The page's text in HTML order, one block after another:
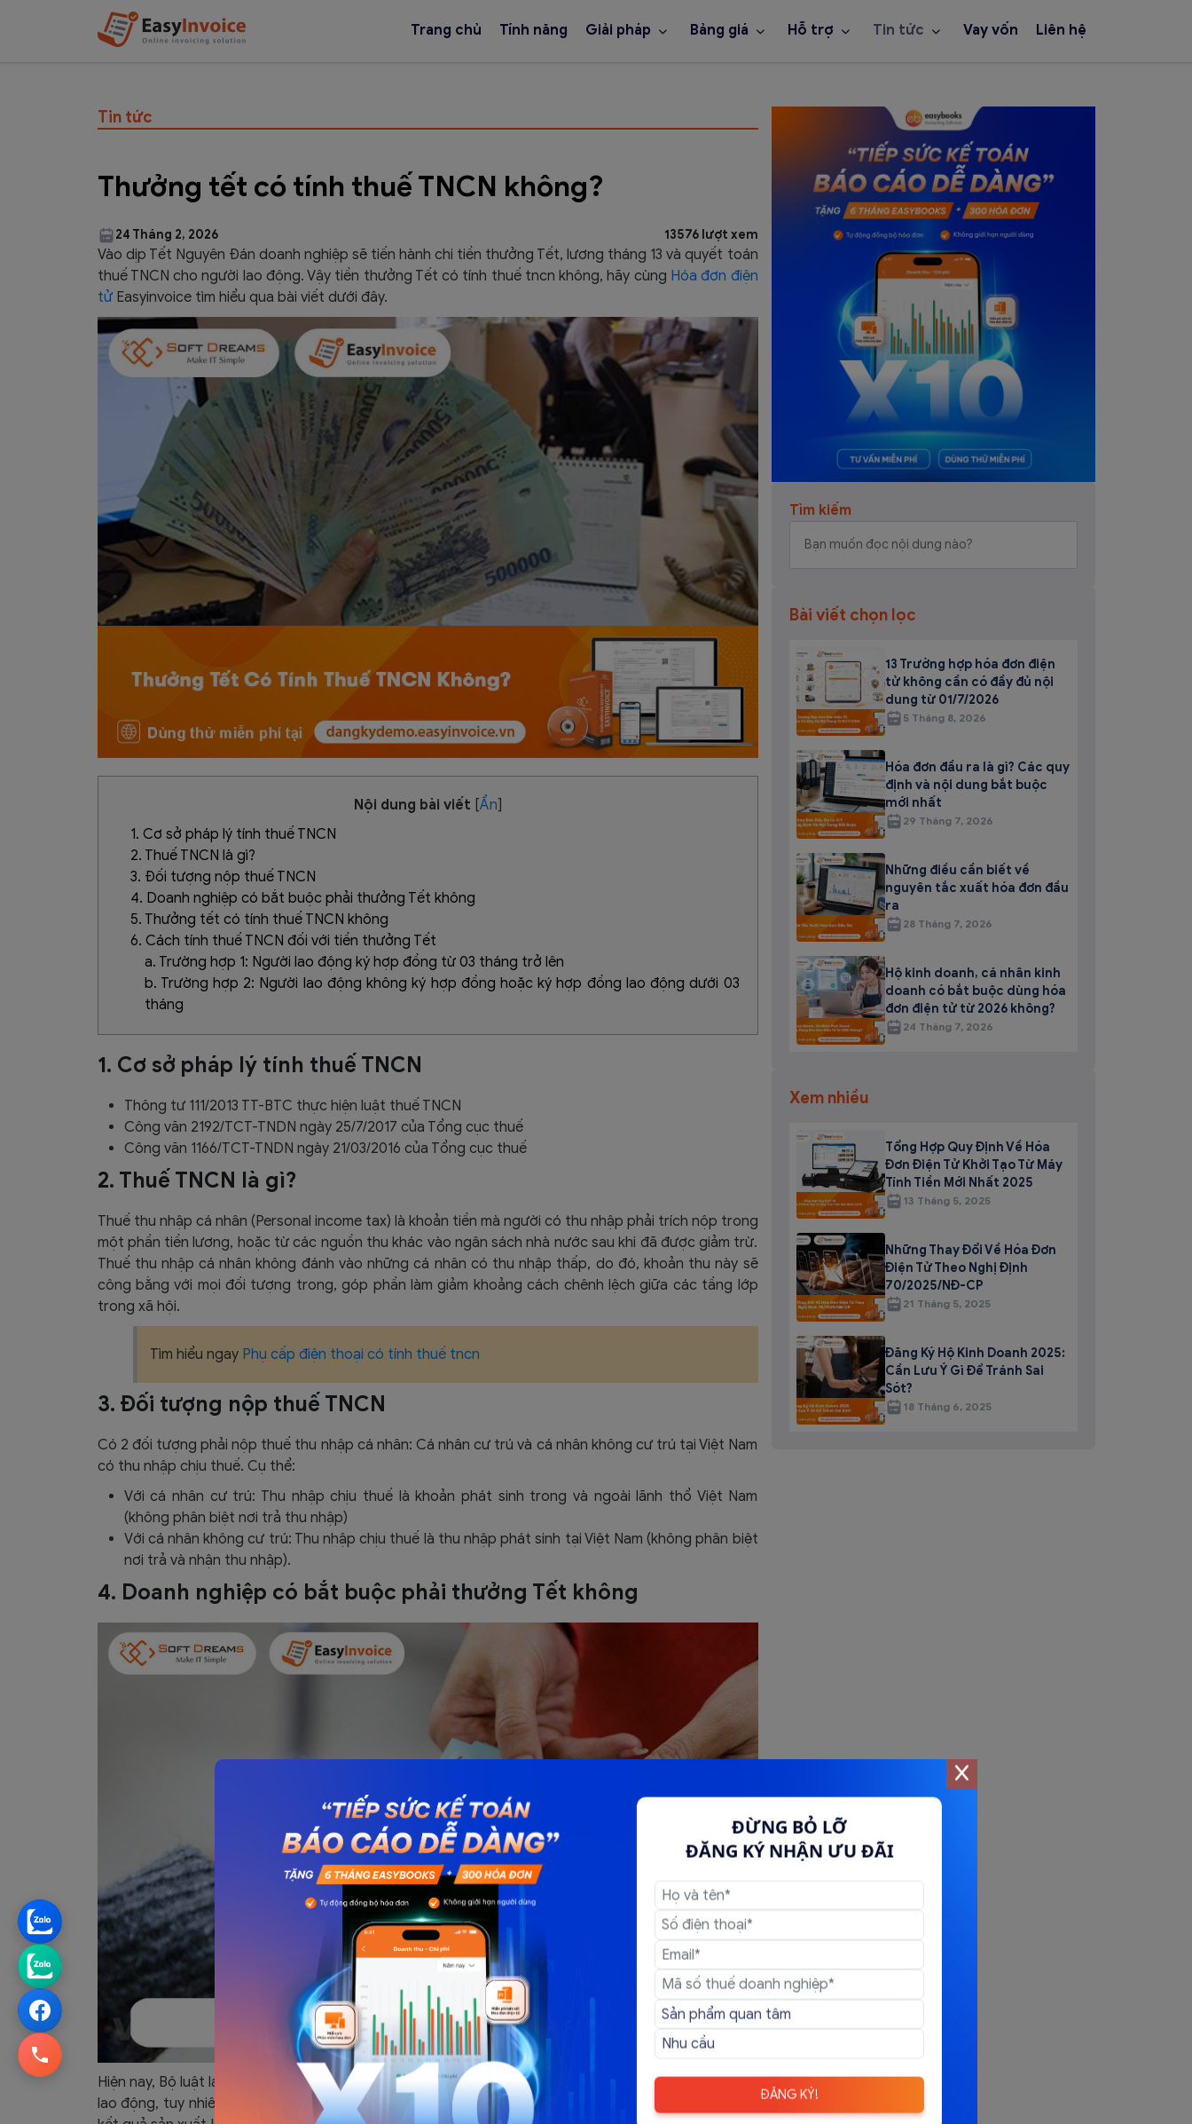
Trang chủ Tính năng Giải pháp Bảng giá Hỗ trợ Tin tức Vay vốn Liên hệ
ĐỪNG BỎ LỠ
ĐĂNG KÝ NHẬN ƯU ĐÃI
ĐĂNG KÝ!
Tin tức
Thưởng tết có tính thuế TNCN không?
24 Tháng 2, 2026 13576 lượt xem
Vào dịp Tết Nguyên Đán doanh nghiệp sẽ tiến hành chi tiền thưởng Tết, lương tháng 13 và quyết toán
thuế TNCN cho người lao động. Vậy tiền thưởng Tết có tính thuế tncn không, hãy cùng Hóa đơn điện
tử Easyinvoice tìm hiểu qua bài viết dưới đây.
Nội dung bài viết [Ẩn]
1. Cơ sở pháp lý tính thuế TNCN
2. Thuế TNCN là gì?
3. Đối tượng nộp thuế TNCN
4. Doanh nghiệp có bắt buộc phải thưởng Tết không
5. Thưởng tết có tính thuế TNCN không
6. Cách tính thuế TNCN đối với tiền thưởng Tết
a. Trường hợp 1: Người lao động ký hợp đồng từ 03 tháng trở lên
b. Trường hợp 2: Người lao động không ký hợp đồng hoặc ký hợp đồng lao động dưới 03
tháng
1. Cơ sở pháp lý tính thuế TNCN
Thông tư 111/2013 TT-BTC thực hiện luật thuế TNCN
Công văn 2192/TCT-TNDN ngày 25/7/2017 của Tổng cục thuế
Công văn 1166/TCT-TNDN ngày 21/03/2016 của Tổng cục thuế
2. Thuế TNCN là gì?
Thuế thu nhập cá nhân (Personal income tax) là khoản tiền mà người có thu nhập phải trích nộp trong
một phần tiền lương, hoặc từ các nguồn thu khác vào ngân sách nhà nước sau khi đã được giảm trừ.
Thuế thu nhập cá nhân không đánh vào những cá nhân có thu nhập thấp, do đó, khoản thu này sẽ
công bằng với mọi đối tượng trong, góp phần làm giảm khoảng cách chênh lệch giữa các tầng lớp
trong xã hội.
Tìm hiểu ngay Phụ cấp điện thoại có tính thuế tncn
3. Đối tượng nộp thuế TNCN
Có 2 đối tượng phải nộp thuế thu nhập cá nhân: Cá nhân cư trú và cá nhân không cư trú tại Việt Nam
có thu nhập chịu thuế. Cụ thể:
Với cá nhân cư trú: Thu nhập chịu thuế là khoản phát sinh trong và ngoài lãnh thổ Việt Nam
(không phân biệt nơi trả thu nhập)
Với cá nhân không cư trú: Thu nhập chịu thuế là thu nhập phát sinh tại Việt Nam (không phân biệt
nơi trả và nhận thu nhập).
4. Doanh nghiệp có bắt buộc phải thưởng Tết không
Hiện nay, Bộ luật lao động 2019 không có quy định bắt buộc doanh nghiệp phải thưởng Tết cho người
lao động, tuy nhiên, tại khoản 1 Điều 104 Bộ luật này quy định tiền thưởng được xác định căn cứ vào
Tìm kiếm
Bài viết chọn lọc
13 Trường hợp hóa đơn điện
tử không cần có đầy đủ nội
dung từ 01/7/2026
5 Tháng 8, 2026
Hóa đơn đầu ra là gì? Các quy
định và nội dung bắt buộc
mới nhất
29 Tháng 7, 2026
Những điều cần biết về
nguyên tắc xuất hóa đơn đầu
ra
28 Tháng 7, 2026
Hộ kinh doanh, cá nhân kinh
doanh có bắt buộc dùng hóa
đơn điện tử từ 2026 không?
24 Tháng 7, 2026
Xem nhiều
Tổng Hợp Quy Định Về Hóa
Đơn Điện Tử Khởi Tạo Từ Máy
Tính Tiền Mới Nhất 2025
13 Tháng 5, 2025
Những Thay Đổi Về Hóa Đơn
Điện Tử Theo Nghị Định
70/2025/NĐ-CP
21 Tháng 5, 2025
Đăng Ký Hộ Kinh Doanh 2025:
Cần Lưu Ý Gì Để Tránh Sai
Sót?
18 Tháng 6, 2025